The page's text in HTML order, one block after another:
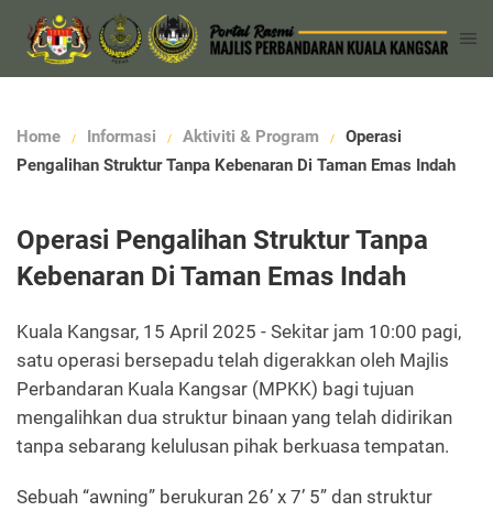
Home Informasi Aktiviti & Program
Operasi
Pengalihan Struktur Tanpa Kebenaran Di Taman Emas Indah
Operasi Pengalihan Struktur Tanpa
Kebenaran Di Taman Emas Indah
Kuala Kangsar, 15 April 2025 - Sekitar jam 10:00 pagi,
satu operasi bersepadu telah digerakkan oleh Majlis
Perbandaran Kuala Kangsar (MPKK) bagi tujuan
mengalihkan dua struktur binaan yang telah didirikan
tanpa sebarang kelulusan pihak berkuasa tempatan.
Sebuah “awning” berukuran 26’ x 7’ 5” dan struktur